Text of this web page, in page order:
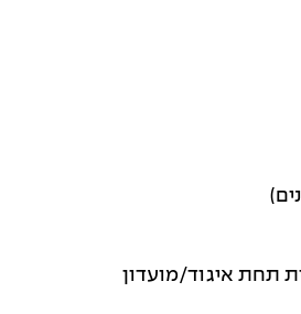
תחת איגוד/מועדון